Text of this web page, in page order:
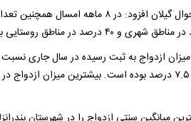
در سطح کشور ۷.۵ درصد بوده است. بیشترین